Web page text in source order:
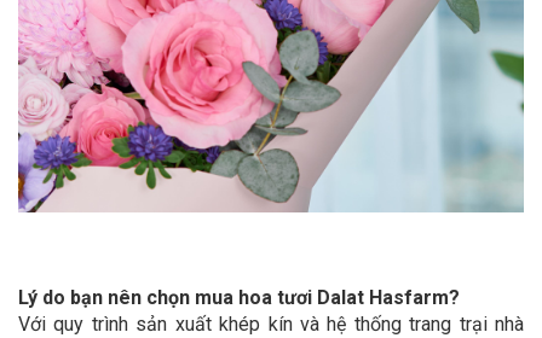
Lý do bạn nên chọn mua hoa tươi Dalat Hasfarm?
Với quy trình sản xuất khép kín và hệ thống trang trại nhà